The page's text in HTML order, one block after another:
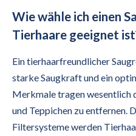
Wie wähle ich einen
Tierhaare geeignet
Ein tierhaarfreundlicher
starke Saugkraft und ein
Merkmale tragen wesentlich
und Teppichen zu entfernen.
Filtersysteme werden